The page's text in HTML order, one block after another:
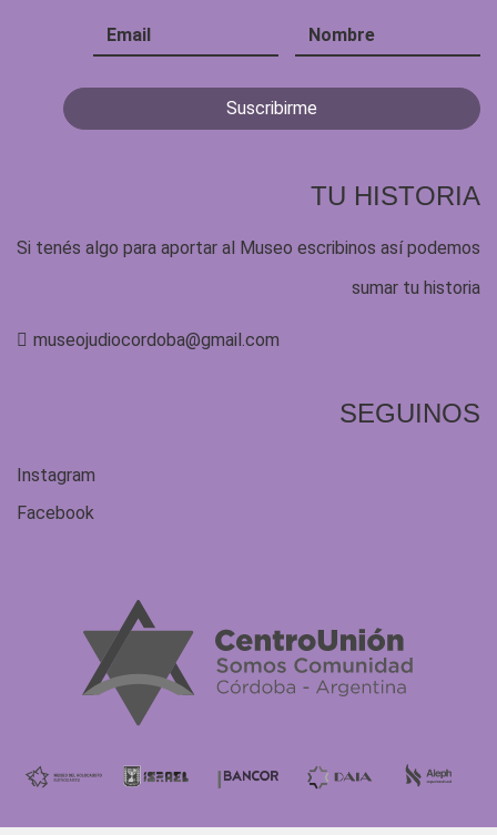
TU HISTORIA
Si tenés algo para aportar al Museo escribinos así podemos
sumar tu historia
museojudiocordoba@gmail.com
SEGUINOS
Instagram
Facebook